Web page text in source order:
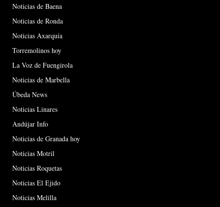
Noticias de Baena
Noticias de Ronda
Noticias Axarquía
Torremolinos hoy
La Voz de Fuengirola
Noticias de Marbella
Úbeda News
Noticias Linares
Andújar Info
Noticias de Granada hoy
Noticias Motril
Noticias Roquetas
Noticias El Ejido
Noticias Melilla